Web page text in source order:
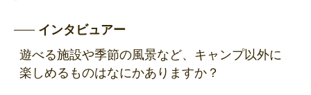
インタビュアー
遊べる施設や季節の風景など、キャンプ以外に
楽しめるものはなにかありますか？